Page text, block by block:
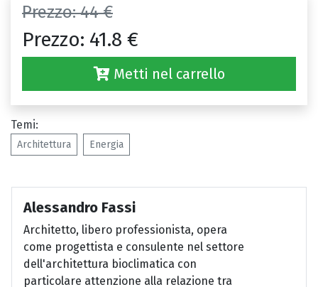
Prezzo:44 €
Prezzo: 41.8 €
Metti nel carrello
Temi:
Architettura Energia
Alessandro Fassi
Architetto, libero professionista, opera
come progettista e consulente nel settore
dell'architettura bioclimatica con
particolare attenzione alla relazione tra